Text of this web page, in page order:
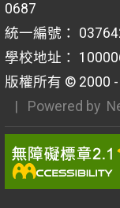
0687
統一編號：
學校地址：
版權所有 © 2000
| Powered by